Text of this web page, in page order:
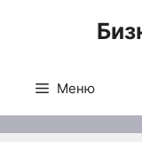
Меню